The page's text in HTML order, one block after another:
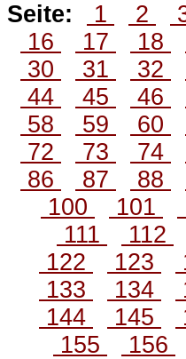
Seite: 1 2
16
17 18
30
31 32
44
45 46
58
59 60
72
73 74
86
87 88
100
101
111
112
122
123
133
134
144
145
155
156